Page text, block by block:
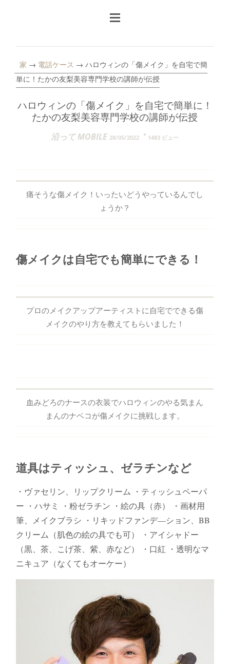
家 → 電話ケース → ハロウィンの「傷メイク」を自宅で簡
単に！たかの友梨美容専門学校の講師が伝授
ハロウィンの「傷メイク」を自宅で簡単に！
たかの友梨美容専門学校の講師が伝授
沿って MOBILE 28/05/2022 1483 ビュー
痛そうな傷メイク！いったいどうやっているんでし
ょうか？
傷メイクは自宅でも簡単にできる！
プロのメイクアップアーティストに自宅でできる傷
メイクのやり方を教えてもらいました！
血みどろのナースの衣装でハロウィンのやる気まん
まんのナベコが傷メイクに挑戦します。
道具はティッシュ、ゼラチンなど
・ヴァセリン、リップクリーム ・ティッシュペーパ
ー ・ハサミ ・粉ゼラチン ・絵の具（赤） ・画材用
筆、メイクブラシ ・リキッドファンデ―ション、BB
クリーム（肌色の絵の具でも可） ・アイシャドー
（黒、茶、こげ茶、紫、赤など） ・口紅 ・透明なマ
ニキュア（なくてもオーケー）